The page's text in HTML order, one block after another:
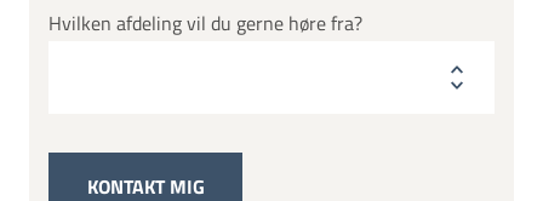
Hvilken afdeling vil du gerne høre fra?